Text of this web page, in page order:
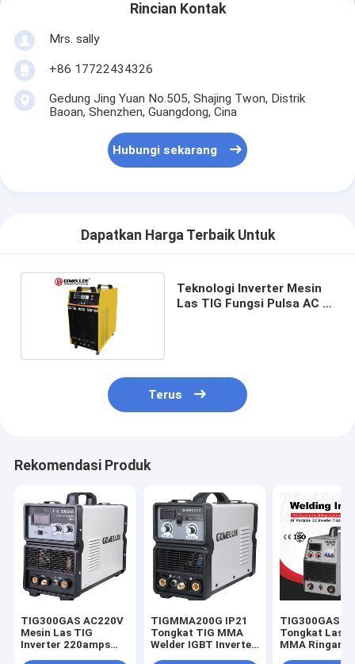
Rincian Kontak
Mrs. sally
+86 17722434326
Gedung Jing Yuan No.505, Shajing Twon, Distrik
Baoan, Shenzhen, Guangdong, Cina
Hubungi sekarang
Dapatkan Harga Terbaik Untuk
Teknologi Inverter Mesin
Las TIG Fungsi Pulsa AC /
Terus
Rekomendasi Produk
TIG300GAS AC220V
Mesin Las TIG
Inverter 220amps
TIGMMA200G IP21
Tongkat TIG MMA
Welder IGBT Inverter
TIG300GAS
Tongkat Las
MMA Ringan